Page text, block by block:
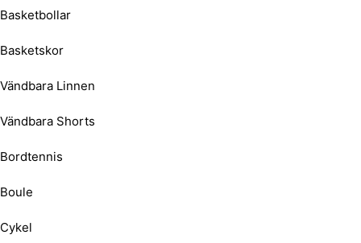
Basketbollar
Basketskor
Vändbara Linnen
Vändbara Shorts
Bordtennis
Boule
Cykel